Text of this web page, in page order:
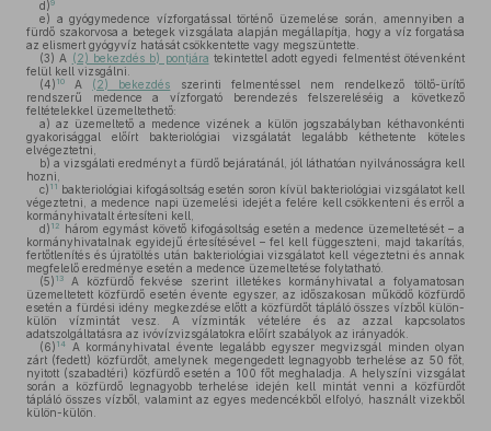
d)9
e) a gyógymedence vízforgatással történő üzemelése során, amennyiben a
fürdő szakorvosa a betegek vizsgálata alapján megállapítja, hogy a víz forgatása
az elismert gyógyvíz hatását csökkentette vagy megszüntette.
(3) A (2) bekezdés b) pontjára tekintettel adott egyedi felmentést ötévenként
felül kell vizsgálni.
(4) 10 A (2) bekezdés szerinti felmentéssel nem rendelkező töltő-ürítő
rendszerű medence a vízforgató berendezés felszereléséig a következő
feltételekkel üzemeltethető:
a) az üzemeltető a medence vizének a külön jogszabályban kéthavonkénti
gyakorisággal előírt bakteriológiai vizsgálatát legalább kéthetente köteles
elvégeztetni,
b) a vizsgálati eredményt a fürdő bejáratánál, jól láthatóan nyilvánosságra kell
hozni,
c) 11 bakteriológiai kifogásoltság esetén soron kívül bakteriológiai vizsgálatot kell
végeztetni, a medence napi üzemelési idejét a felére kell csökkenteni és erről a
kormányhivatalt értesíteni kell,
d) 12
három egymást követő kifogásoltság esetén a medence üzemeltetését – a
kormányhivatalnak egyidejű értesítésével – fel kell függeszteni, majd takarítás,
fertőtlenítés és újratöltés után bakteriológiai vizsgálatot kell végeztetni és annak
megfelelő eredménye esetén a medence üzemeltetése folytatható.
(5) 13
A közfürdő fekvése szerint illetékes kormányhivatal a folyamatosan
üzemeltetett közfürdő esetén évente egyszer, az időszakosan működő közfürdő
esetén a fürdési idény megkezdése előtt a közfürdőt tápláló összes vízből külön-
külön vízmintát vesz. A vízminták vételére és az azzal kapcsolatos
adatszolgáltatásra az ivóvízvizsgálatokra előírt szabályok az irányadók.
(6) 14
A kormányhivatal évente legalább egyszer megvizsgál minden olyan
zárt (fedett) közfürdőt, amelynek megengedett legnagyobb terhelése az 50 főt,
nyitott (szabadtéri) közfürdő esetén a 100 főt meghaladja. A helyszíni vizsgálat
során a közfürdő legnagyobb terhelése idején kell mintát venni a közfürdőt
tápláló összes vízből, valamint az egyes medencékből elfolyó, használt vizekből
külön-külön.